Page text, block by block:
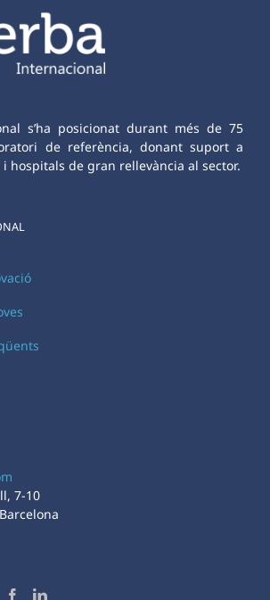
s’ha posicionat durant més de 75
de referència, donant suport a
hospitals de gran rellevància al sector.
7-10